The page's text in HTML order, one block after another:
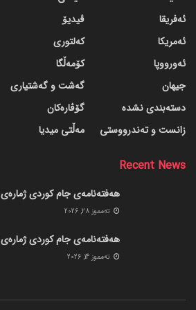
ئەفریقا
ئەمریکا
ئەورووپا
جیهان
دسته‌بندی نشده
زانست و تەندرووستی
ڤیدیۆ
کەلتوری
کۆمەڵگا
گه‌شت و گه‌شتیاری
گۆڤاره‌کان
مەڵتی میدیا
Recent News
هەفتەنامەی جام کوردی ژمارەی 432
ته‌مموز 28, 2026
هەفتەنامەی جام کوردی ژمارەی 431
ته‌مموز 14, 2026